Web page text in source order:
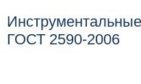
ГОСТ 2590-2006